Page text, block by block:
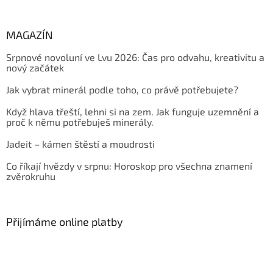
MAGAZÍN
Srpnové novoluní ve Lvu 2026: Čas pro odvahu, kreativitu a
nový začátek
Jak vybrat minerál podle toho, co právě potřebujete?
Když hlava třeští, lehni si na zem. Jak funguje uzemnění a
proč k němu potřebuješ minerály.
Jadeit – kámen štěstí a moudrosti
Co říkají hvězdy v srpnu: Horoskop pro všechna znamení
zvěrokruhu
Přijímáme online platby